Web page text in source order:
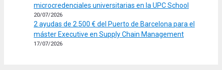
microcredenciales universitarias en la UPC School
20/07/2026
2 ayudas de 2.500 € del Puerto de Barcelona para el
máster Executive en Supply Chain Management
17/07/2026